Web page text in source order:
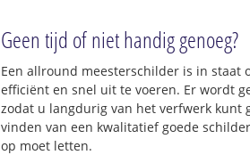
Geen tijd of niet handig genoeg?
Een allround meesterschilder is in staat
efficiënt en snel uit te voeren. Er wordt
zodat u langdurig van het verfwerk kunt
vinden van een kwalitatief goede
op moet letten.